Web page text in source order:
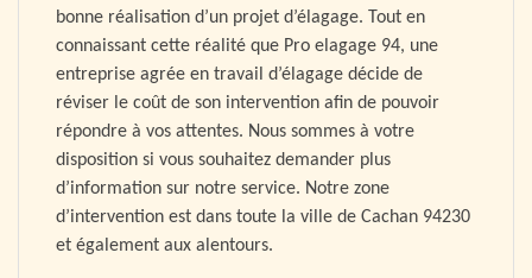
bonne réalisation d’un projet d’élagage. Tout en
connaissant cette réalité que Pro elagage 94, une
entreprise agrée en travail d’élagage décide de
réviser le coût de son intervention afin de pouvoir
répondre à vos attentes. Nous sommes à votre
disposition si vous souhaitez demander plus
d’information sur notre service. Notre zone
d’intervention est dans toute la ville de Cachan 94230
et également aux alentours.